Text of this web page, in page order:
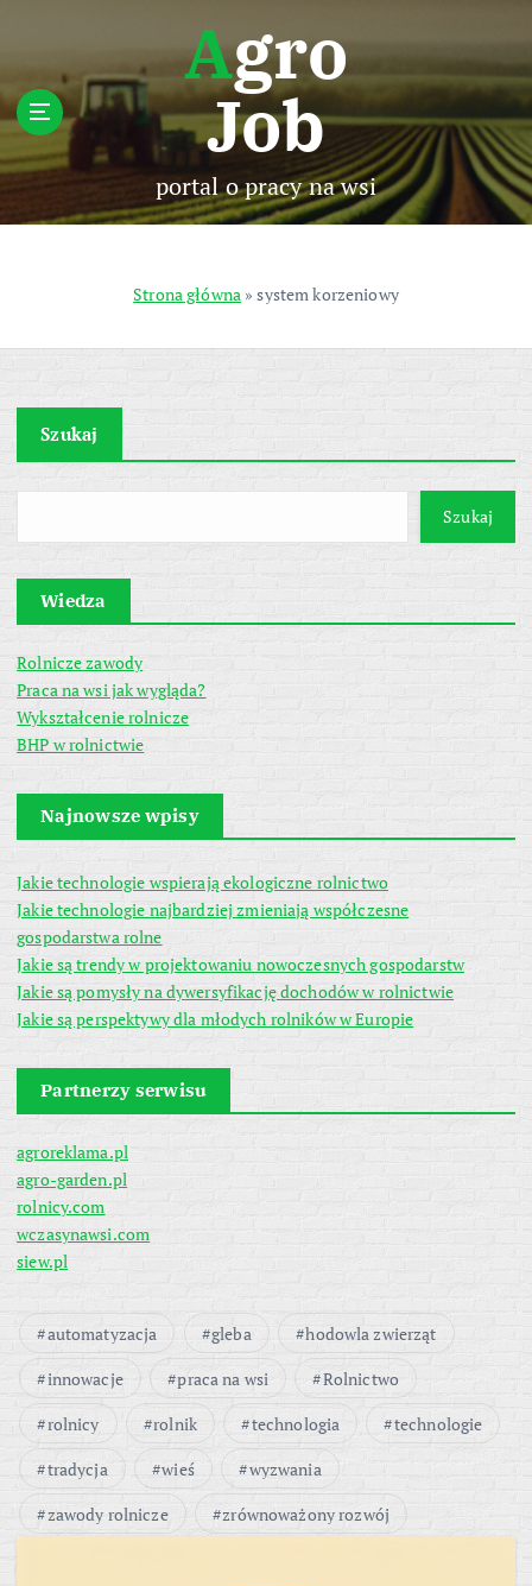
p
t
c
n
Agro
Job
portal o pracy na wsi
Strona główna »system korzeniowy
Szukaj
Szukaj
Wiedza
Rolnicze zawody
Praca na wsi jak wygląda?
Wykształcenie rolnicze
BHP w rolnictwie
Najnowsze wpisy
Jakie technologie wspierają ekologiczne rolnictwo
Jakie technologie najbardziej zmieniają współczesne
gospodarstwa rolne
Jakie są trendy w projektowaniu nowoczesnych gospodarstw
Jakie są pomysły na dywersyfikację dochodów w rolnictwie
Jakie są perspektywy dla młodych rolników w Europie
Partnerzy serwisu
agroreklama.pl
agro-garden.pl
rolnicy.com
wczasynawsi.com
siew.pl
automatyzacja gleba
hodowla zwierząt
innowacje
praca na wsi
Rolnictwo
rolnicy
rolnik technologia
technologie
tradycja
wieś
wyzwania
zawody rolnicze
zrównoważony rozwój